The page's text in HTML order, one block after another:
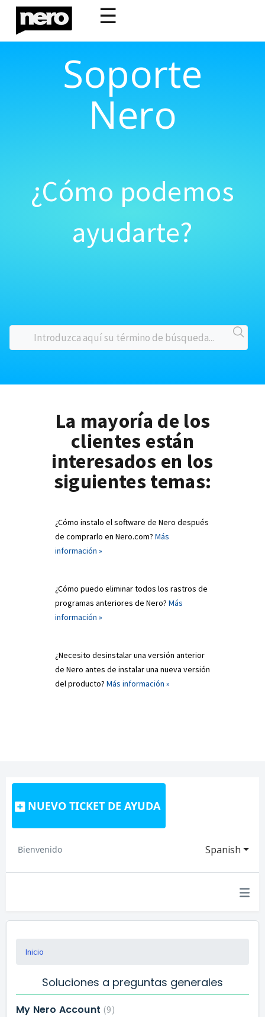
☰
Soporte
Nero
¿Cómo podemos
ayudarte?
La mayoría de los
clientes están
interesados en los
siguientes temas:
¿Cómo instalo el software de Nero después
de comprarlo en Nero.com? Más
información »
¿Cómo puedo eliminar todos los rastros de
programas anteriores de Nero? Más
información »
¿Necesito desinstalar una versión anterior
de Nero antes de instalar una nueva versión
del producto? Más información »
NUEVO TICKET DE AYUDA
Spanish
Bienvenido
Inicio
Soluciones a preguntas generales
My Nero Account 9